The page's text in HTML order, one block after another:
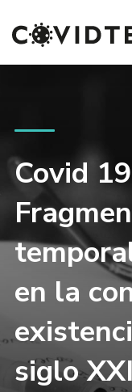
Covid
en la
siglo XXI